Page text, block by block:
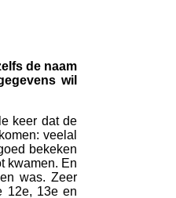
de naam
wil
keer dat de
veelal
bekeken
kwamen. En
was. Zeer
12e, 13e en